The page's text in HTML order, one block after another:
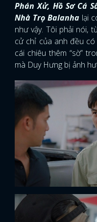
Phán Xử, Hồ Sơ Cá
Nhà Trọ Balanhalại
như vậy. Tôi phải nói,
cử chỉ của anh đều có
cái chiêu thêm “sờ”
mà Duy Hưng bị ảnh